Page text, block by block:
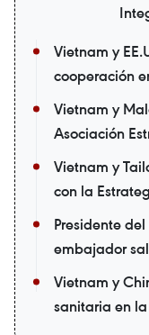
Vietnam y
cooperación
Vietnam y
Asociación
Vietnam y
con la
Presidente
embajador
Vietnam y
sanitaria en